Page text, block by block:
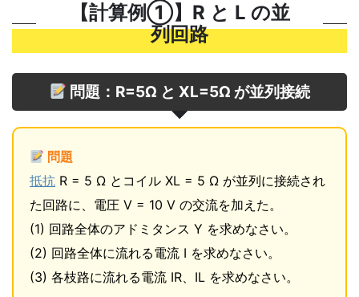
【計算例①】R と L の並
列回路
問題：R=5Ω と XL=5Ω が並列接続
問題
抵抗 R = 5 Ω とコイル XL = 5 Ω が並列に接続され
た回路に、電圧 V = 10 V の交流を加えた。
(1) 回路全体のアドミタンス Y を求めなさい。
(2) 回路全体に流れる電流 I を求めなさい。
(3) 各枝路に流れる電流 IR、IL を求めなさい。